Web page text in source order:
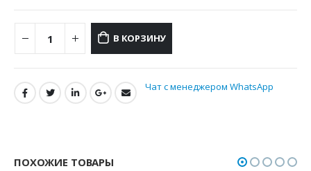
В КОРЗИНУ
Чат с менеджером WhatsApp
ПОХОЖИЕ ТОВАРЫ